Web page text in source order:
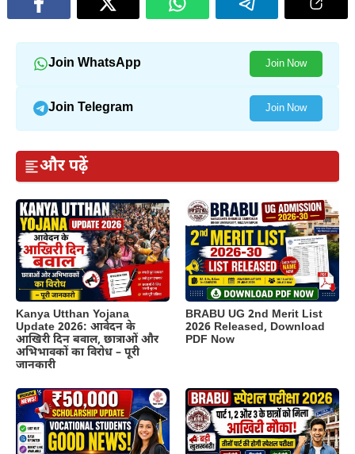
Join WhatsApp Join Now
Join Telegram Join Now
और पढ़ें
Kanya Utthan Yojana
Update 2026: आवेदन के
आखिरी दिन बवाल, छात्राओं और
अभिभावकों का विरोध – पूरी
जानकारी
BRABU UG 2nd Merit List
2026 Released, Download
PDF Now